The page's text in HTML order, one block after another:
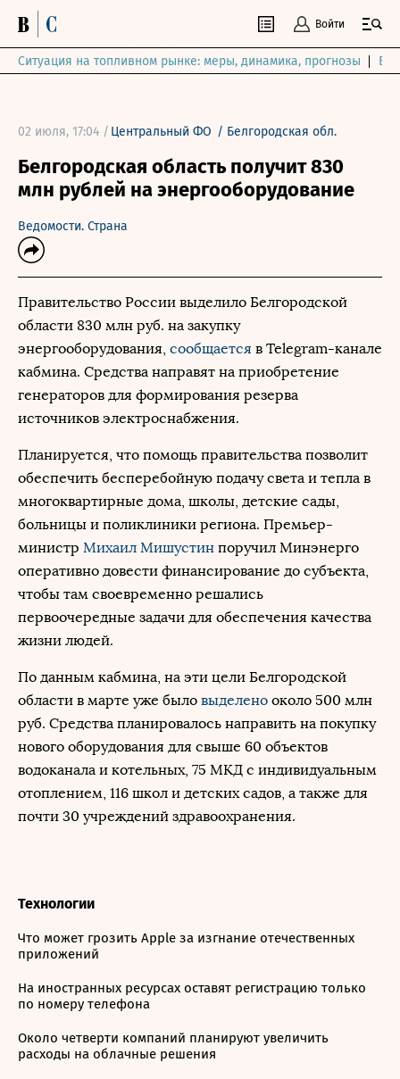
Войти
Ситуация на топливном рынке: меры, динамика, прогнозы
02 июля, 17:04 / Центральный ФО / Белгородская обл.
Белгородская область получит 830
млн рублей на энергооборудование
Ведомости. Страна
Правительство России выделило Белгородской
области 830 млн руб. на закупку
энергооборудования, сообщается в Telegram-канале
кабмина. Средства направят на приобретение
генераторов для формирования резерва
источников электроснабжения.
Планируется, что помощь правительства позволит
обеспечить бесперебойную подачу света и тепла в
многоквартирные дома, школы, детские сады,
больницы и поликлиники региона. Премьер-
министр Михаил Мишустин поручил Минэнерго
оперативно довести финансирование до субъекта,
чтобы там своевременно решались
первоочередные задачи для обеспечения качества
жизни людей.
По данным кабмина, на эти цели Белгородской
области в марте уже было выделено около 500 млн
руб. Средства планировалось направить на покупку
нового оборудования для свыше 60 объектов
водоканала и котельных, 75 МКД с индивидуальным
отоплением, 116 школ и детских садов, а также для
почти 30 учреждений здравоохранения.
Технологии
Что может грозить Apple за изгнание отечественных
приложений
На иностранных ресурсах оставят регистрацию только
по номеру телефона
Около четверти компаний планируют увеличить
расходы на облачные решения